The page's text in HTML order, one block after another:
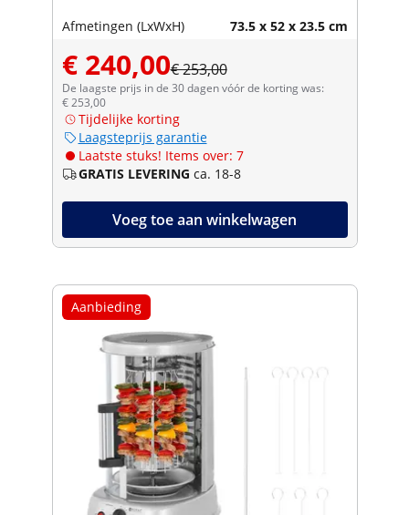
Afmetingen (LxWxH) 73.5 x 52 x 23.5 cm
€ 240,00€ 253,00
De laagste prijs in de 30 dagen vóór de korting was:
€ 253,00
Tijdelijke korting
Laagsteprijs garantie
Laatste stuks! Items over: 7
GRATIS LEVERING ca. 18-8
Voeg toe aan winkelwagen
Aanbieding